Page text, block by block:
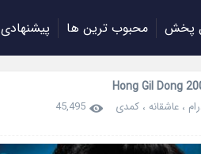
پخش محبوب ترین ها پیشنهادی
، عاشقانه ، کمدی
45,495